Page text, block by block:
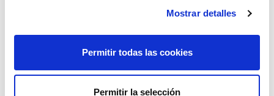
Mostrar detalles
Permitir todas las cookies
Permitir la selección
HERAMIENTA DE VALVULA